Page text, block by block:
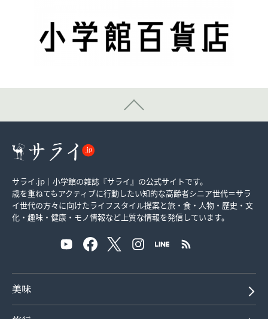
サライ.jp｜小学館の雑誌『サライ』の公式サイトです。
歳を重ねてもアクティブに行動したい知的な高齢者シニア世代＝サラ
イ世代の方々に向けたライフスタイル提案と旅・食・人物・歴史・文
化・趣味・健康・モノ情報など上質な情報を発信しています。
美味